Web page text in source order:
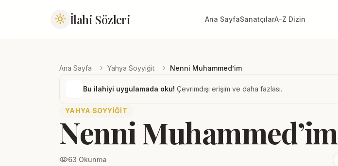
light_mode İlahi Sözleri Ana SayfaSanatçılarA-Z Dizin
Ana Sayfa chevron_right Yahya Soyyiğit chevron_right Nenni Muhammed’im
Bu ilahiyi uygulamada oku! Çevrimdışı erişim ve daha fazlası.
YAHYA SOYYIĞIT
Nenni Muhammed’im
visibility63 Okunma